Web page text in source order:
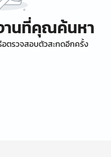
านที่คุณค้นหา
ตรวจสอบตัวสะกดอีกครั้ง